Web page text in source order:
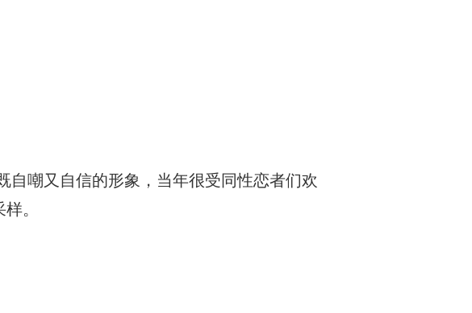
嘲又自信的形象，当年很受同性恋者们欢
。